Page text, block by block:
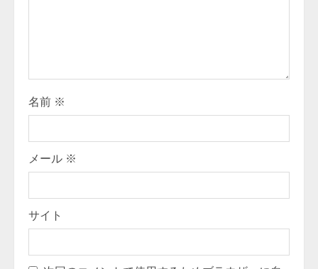
i
n
g
名前 ※
メール ※
サイト